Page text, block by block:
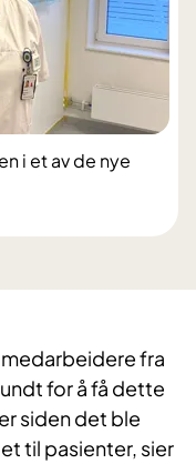
i et av de nye
fra
for å få dette
siden det ble
til pasienter, sier